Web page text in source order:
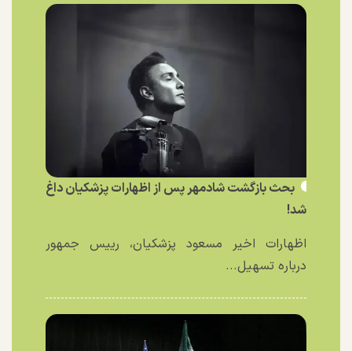
بحث بازگشت شادمهر پس از اظهارات پزشکیان داغ
شد!
اظهارات اخیر مسعود پزشکیان، رییس جمهور
درباره تسهیل...